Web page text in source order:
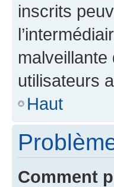
inscrits
utilisateurs
Haut
Comment